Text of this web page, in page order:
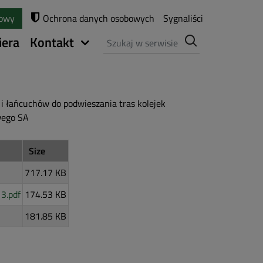
Ochrona danych osobowych Sygnaliści
Kontakt Szukaj
do podwieszania tras kolejek
SA
Size
717.17 KB
174.53 KB
181.85 KB